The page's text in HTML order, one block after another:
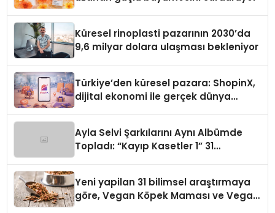
Küresel rinoplasti pazarının 2030’da
9,6 milyar dolara ulaşması bekleniyor
Türkiye’den küresel pazara: ShopinX,
dijital ekonomi ile gerçek dünya
Ayla Selvi Şarkılarını Aynı Albümde
Topladı: “Kayıp Kasetler 1” 31
Yeni yapilan 31 bilimsel araştırmaya
göre, Vegan Köpek Maması ve Vegan